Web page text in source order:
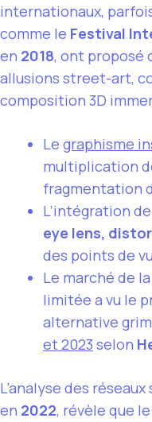
internationaux,
comme le Festival
en 2018, ont proposé
allusions street-art,
composition 3D
Le graphisme
multiplication
fragmentation
L’intégration de
eye lens,
des points de
Le marché de la
limitée a vu le
alternative
et 2023 selon
L’analyse des
en 2022, révèle que